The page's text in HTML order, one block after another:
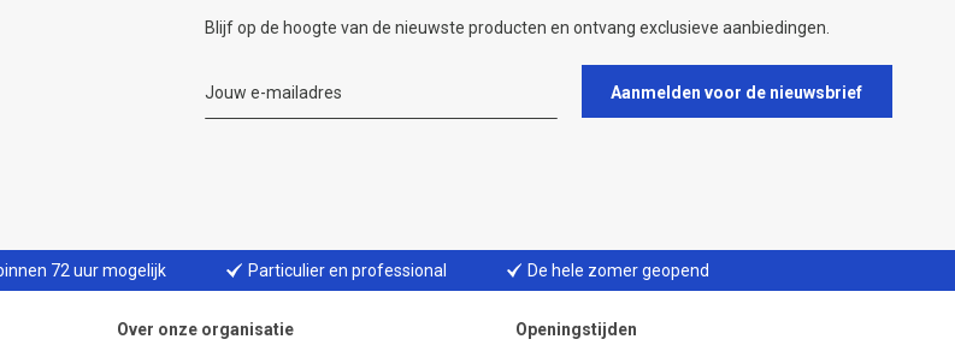
Blijf op de hoogte van de nieuwste producten en ontvang exclusieve aanbiedingen.
Aanmelden voor de nieuwsbrief
72 uur mogelijk Particulier en professional De hele zomer geopend
Over onze organisatie Openingstijden